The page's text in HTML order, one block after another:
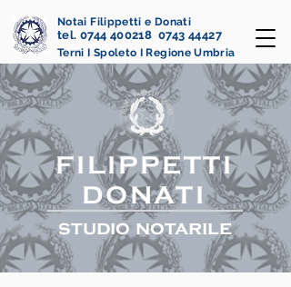
Notai Filippetti e Donati
tel. 0744 400218 0743 44427
Terni I Spoleto I Regione Umbria
FILIPPETTI
DONATI
studio notarile